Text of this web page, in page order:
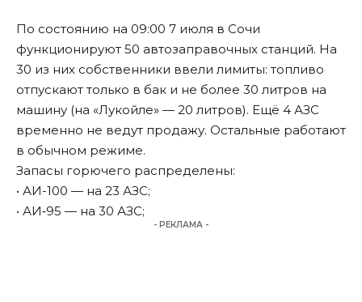
По состоянию на 09:00 7 июля в Сочи
функционируют 50 автозаправочных станций. На
30 из них собственники ввели лимиты: топливо
отпускают только в бак и не более 30 литров на
машину (на «Лукойле» — 20 литров). Ещё 4 АЗС
временно не ведут продажу. Остальные работают
в обычном режиме.
Запасы горючего распределены:
• АИ-100 — на 23 АЗС;
• АИ‑95 — на 30 АЗС;
- РЕКЛАМА -